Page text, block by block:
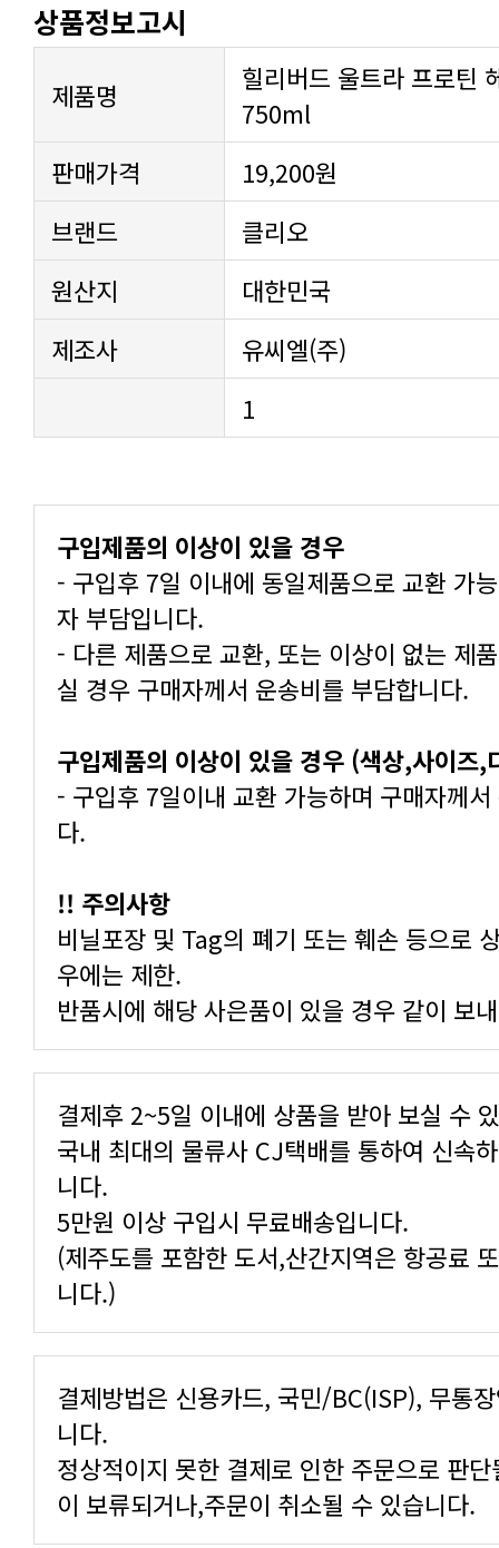
상품정보고시
제품명
750ml
판매가격
19,200원
브랜드
클리오
원산지
대한민국
제조사
유씨엘(주)
1
구입제품의 이상이 있을 경우
자 부담입니다.
실 경우 구매자께서 운송비를 부담합니다.
구입제품의 이상이 있을 경우 (색상,사이즈,
다.
!! 주의사항
우에는 제한.
반품시에 해당 사은품이 있을 경우 같이 보
결제후 2~5일 이내에 상품을 받아 보실 수
니다.
5만원 이상 구입시 무료배송입니다.
니다.)
니다.
이 보류되거나,주문이 취소될 수 있습니다.